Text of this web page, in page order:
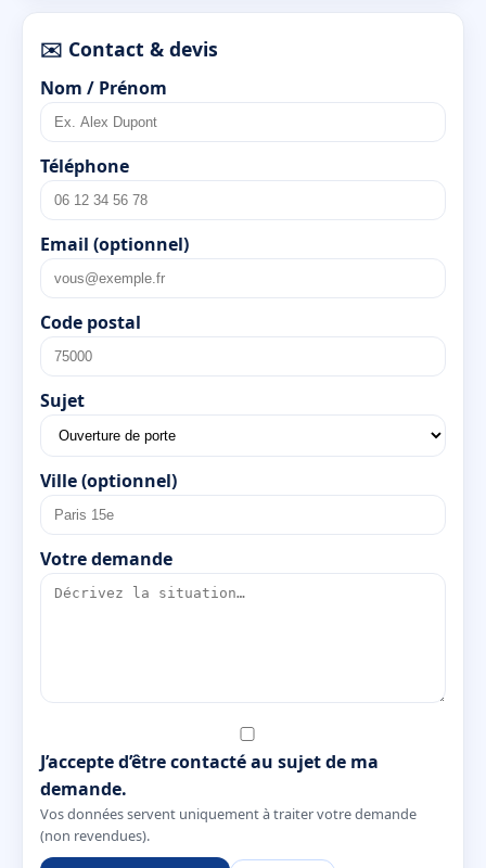
✉️ Contact & devis
Nom / Prénom
Téléphone
Email (optionnel)
Code postal
Sujet
Ville (optionnel)
Votre demande
J’accepte d’être contacté au sujet de ma
demande.
Vos données servent uniquement à traiter votre demande
(non revendues).